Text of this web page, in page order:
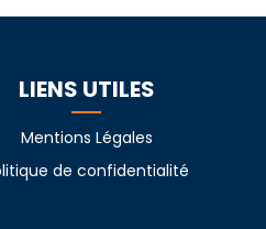
LIENS UTILES
Mentions Légales
de confidentialité